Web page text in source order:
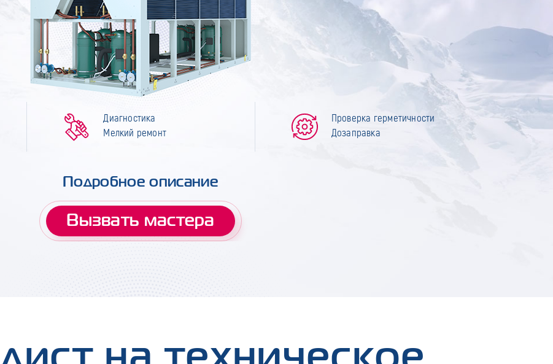
Диагностика
Мелкий ремонт
Проверка герметичности
Дозаправка
Подробное описание
Вызвать мастера
на техническое